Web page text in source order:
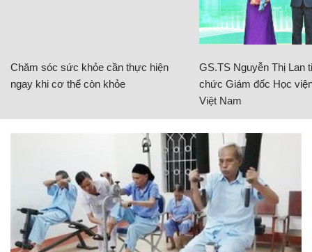
Chăm sóc sức khỏe cần thực hiện
ngay khi cơ thể còn khỏe
GS.TS Nguyễn Thị Lan
chức Giám đốc Học
Việt Nam